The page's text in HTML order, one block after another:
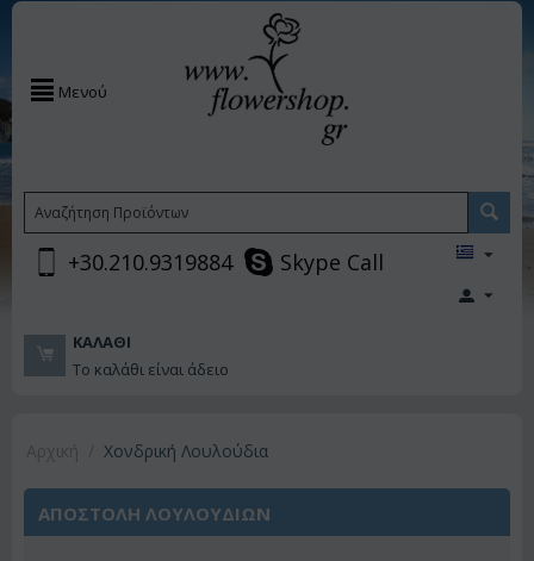
Μενού
+30.210.9319884 Skype Call
ΚΑΛΆΘΙ
Το καλάθι είναι άδειο
Χονδρική Λουλούδια
ΑΠΟΣΤΟΛΗ ΛΟΥΛΟΥΔΙΩΝ